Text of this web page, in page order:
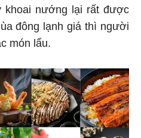
khoai nướng lại rất được
đông lạnh giá thì người
món lẩu.